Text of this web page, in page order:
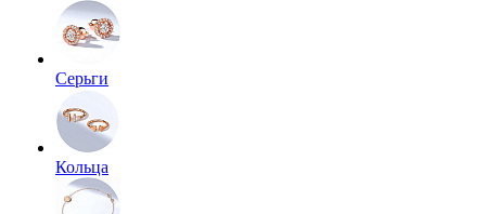
Серьги
Кольца